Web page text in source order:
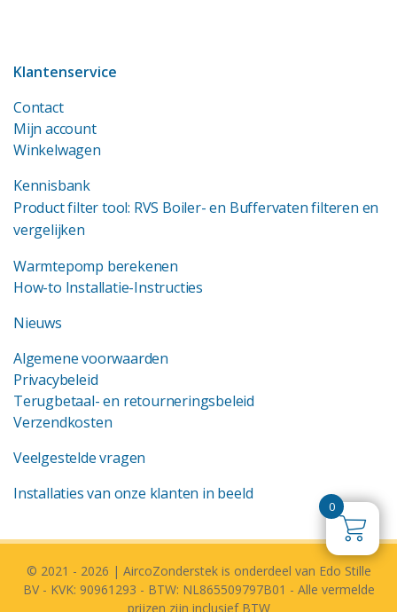
Klantenservice
Contact
Mijn account
Winkelwagen
Kennisbank
Product filter tool: RVS Boiler- en Buffervaten filteren en
vergelijken
Warmtepomp berekenen
How-to Installatie-Instructies
Nieuws
Algemene voorwaarden
Privacybeleid
Terugbetaal- en retourneringsbeleid
Verzendkosten
Veelgestelde vragen
Installaties van onze klanten in beeld
© 2021 - 2026 | AircoZonderstek is onderdeel van Edo Stille
BV - KVK: 90961293 - BTW: NL865509797B01 - Alle vermelde
prijzen zijn inclusief BTW
0